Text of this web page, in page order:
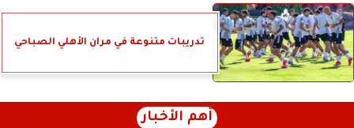
تدريبات متنوعة في مران الأهلي الصباحي
أهم الأخبار